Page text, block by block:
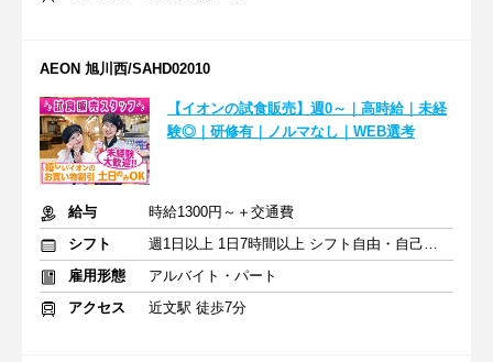
AEON 旭川西/SAHD02010
【イオンの試食販売】週0～｜高時給｜未経
験◎｜研修有｜ノルマなし｜WEB選考
給与
時給1300円～＋交通費
シフト
週1日以上 1日7時間以上 シフト自由・自己申告
雇用形態
アルバイト・パート
アクセス
近文駅 徒歩7分